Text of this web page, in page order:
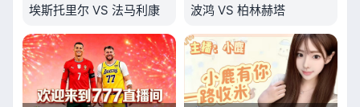
埃斯托里尔 VS 法马利康 波鸿 VS 柏林赫塔